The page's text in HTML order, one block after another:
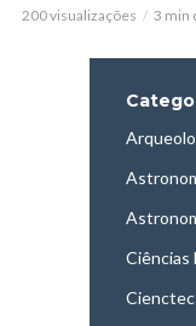
200 visualizações 3 min
Ciências
Cienctec